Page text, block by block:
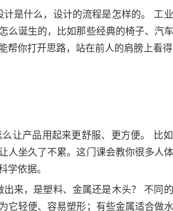
是什么，设计的流程是怎样的。 工
么诞生的，比如那些经典的椅子、汽
你打开思路，站在前人的肩膀上看得
让产品用起来更舒服、更方便。 比
人坐久了不累。这门课会教你很多人
依据。
来，是塑料、金属还是木头？ 不同
它轻便、容易塑形；有些金属适合做